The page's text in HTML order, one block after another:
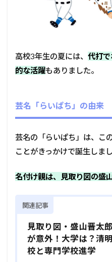
高校3年生の夏には、 代打
的な活躍もありました。
芸名「らいぱち」の由来
芸名の「らいぱち」は、こ
ことがきっかけで誕生しまし
名付け親は、見取り図の盛
関連記事
見取り図・盛山晋太
が意外！大学は？清
校と専門学校進学